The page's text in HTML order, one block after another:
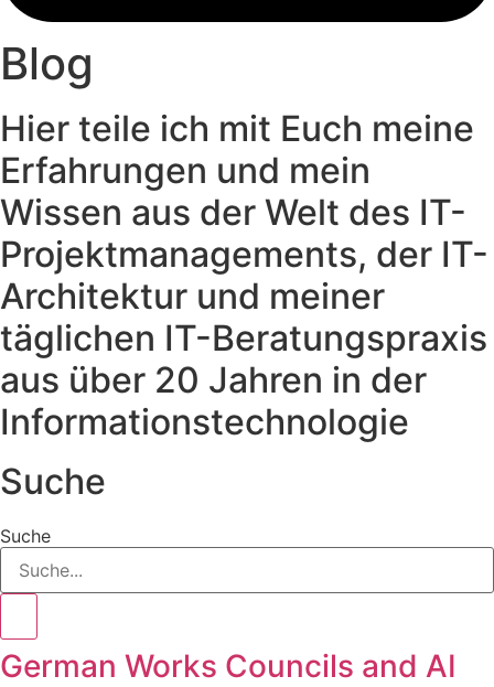
Blog
Hier teile ich mit Euch meine
Erfahrungen und mein
Wissen aus der Welt des IT-
Projektmanagements, der IT-
Architektur und meiner
täglichen IT-Beratungspraxis
aus über 20 Jahren in der
Informationstechnologie
Suche
Suche
German Works Councils and AI